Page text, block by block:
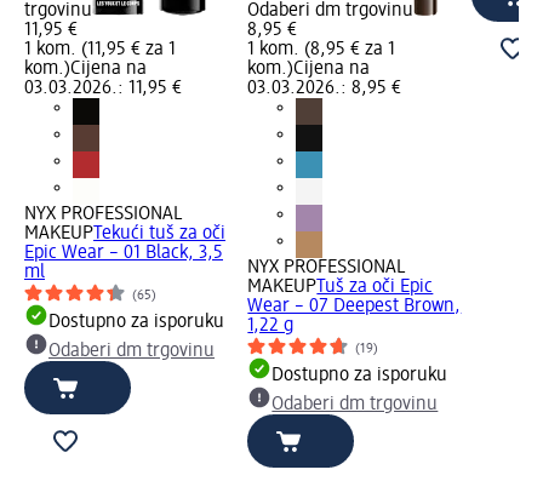
trgovinu
11,95 €
1 kom. (11,95 € za 1
kom.)Cijena na
03.03.2026.: 11,95 €
NYX PROFESSIONAL
MAKEUPTekući tuš za oči
Epic Wear – 01 Black, 3,5
ml
(65)
Dostupno za isporuku
Odaberi dm trgovinu
Odaberi dm trgovinu
8,95 €
1 kom. (8,95 € za 1
kom.)Cijena na
03.03.2026.: 8,95 €
NYX PROFESSIONAL
MAKEUPTuš za oči Epic
Wear – 07 Deepest Brown,
1,22 g
(19)
Dostupno za isporuku
Odaberi dm trgovinu